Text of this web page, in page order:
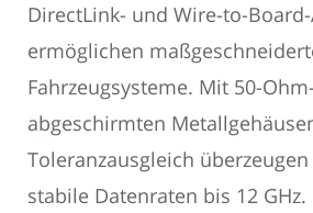
DirectLink- und Wire-to-
ermöglichen
Fahrzeugsysteme. Mit 50-
abgeschirmten
Toleranzausgleich
stabile Datenraten bis 12